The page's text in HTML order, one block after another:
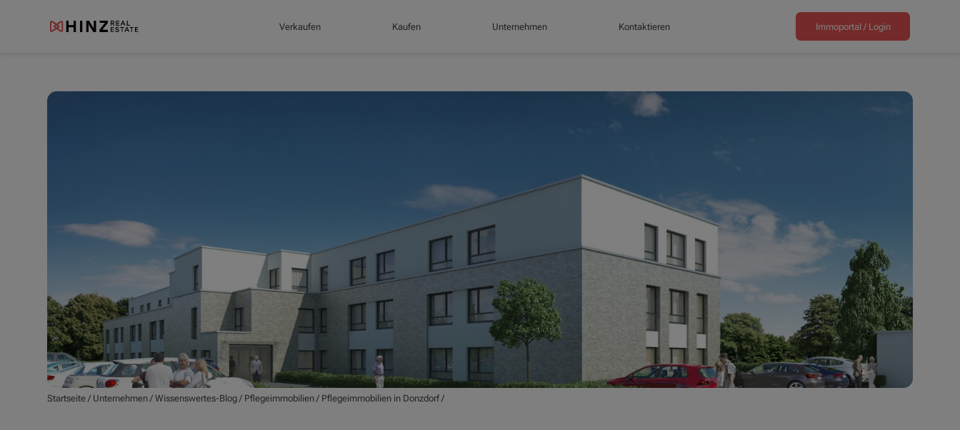
Verkaufen Kaufen Unternehmen Kontaktieren Immoportal / Login
Startseite / Unternehmen /Wissenswertes-Blog / Pflegeimmobilien / Pflegeimmobilien in Donzdorf/